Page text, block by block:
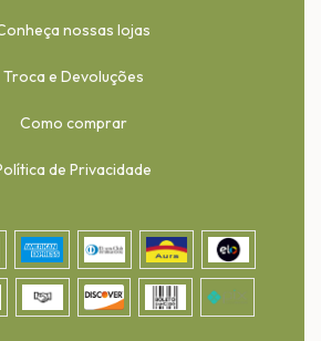
nossas lojas
Troca e Devoluções
Como comprar
de Privacidade